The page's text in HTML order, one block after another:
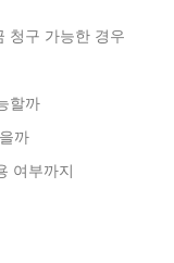
청구 가능한 경우
할까
까
여부까지